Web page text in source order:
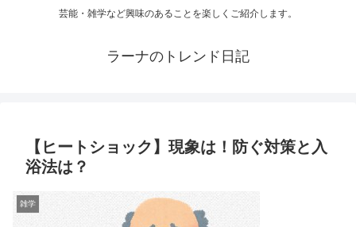
芸能・雑学など興味のあることを楽しくご紹介します。
ラーナのトレンド日記
【ヒートショック】現象は！防ぐ対策と入
浴法は？
雑学